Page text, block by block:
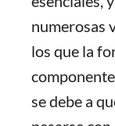
numerosas
los que la
se debe a